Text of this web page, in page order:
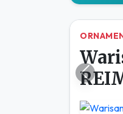
Previous